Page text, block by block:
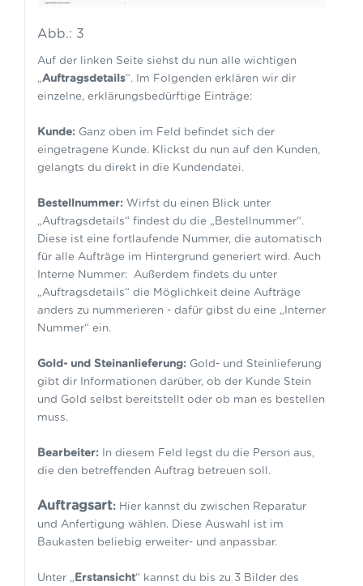
Abb.: 3
Auf der linken Seite siehst du nun alle wichtigen
„Auftragsdetails“. Im Folgenden erklären wir dir
einzelne, erklärungsbedürftige Einträge:
Kunde:Ganz oben im Feld befindet sich der
eingetragene Kunde. Klickst du nun auf den Kunden,
gelangts du direkt in die Kundendatei.
Bestellnummer:Wirfst du einen Blick unter
„Auftragsdetails“ findest du die „Bestellnummer“.
Diese ist eine fortlaufende Nummer, die automatisch
für alle Aufträge im Hintergrund generiert wird. Auch
Interne Nummer: Außerdem findets du unter
„Auftragsdetails“ die Möglichkeit deine Aufträge
anders zu nummerieren - dafür gibst du eine „Interner
Nummer“ ein.
Gold- und Steinanlieferung:Gold- und Steinlieferung
gibt dir Informationen darüber, ob der Kunde Stein
und Gold selbst bereitstellt oder ob man es bestellen
muss.
Bearbeiter:In diesem Feld legst du die Person aus,
die den betreffenden Auftrag betreuen soll.
Auftragsart:Hier kannst du zwischen Reparatur
und Anfertigung wählen. Diese Auswahl ist im
Baukasten beliebig erweiter- und anpassbar.
Unter „Erstansicht“ kannst du bis zu 3 Bilder des